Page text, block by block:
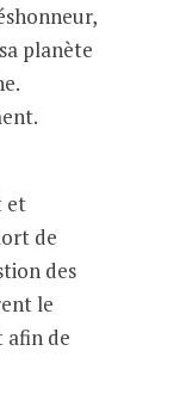
planète
et
de
des
le
afin de